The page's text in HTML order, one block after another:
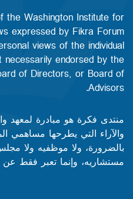
the Washington Institute for
expressed by Fikra Forum
views of the individual
endorsed by the
of Directors, or Board of
Advisors.​​
منتدى فكرة هو مبادرة لمعهد
والآراء التي يطرحها مساهمي
بالضرورة، ولا موظفيه ولا
مستشاريه، وإنما تعبر فقط